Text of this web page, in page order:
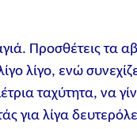
Προσθέτεις τα
λίγο, ενώ
ταχύτητα, να
για λίγα